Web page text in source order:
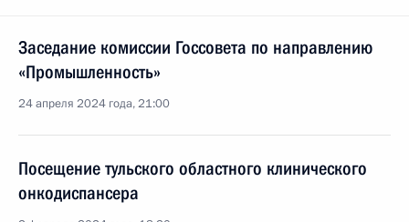
Заседание комиссии Госсовета по направлению
«Промышленность»
24 апреля 2024 года, 21:00
Посещение тульского областного клинического
онкодиспансера